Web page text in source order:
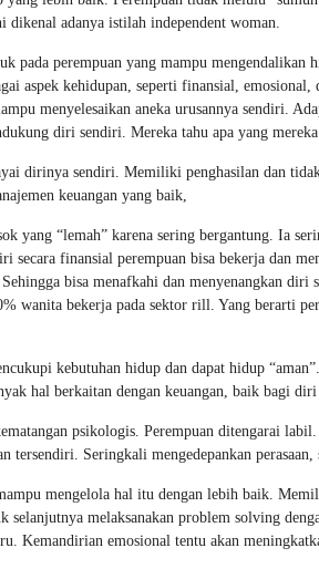
dikenal adanya istilah independent woman.
pada perempuan yang mampu mengendalikan
aspek kehidupan, seperti finansial,
menyelesaikan aneka urusannya sendiri.
diri sendiri. Mereka tahu apa yang
dirinya sendiri. Memiliki penghasilan dan
keuangan yang baik,
yang “lemah” karena sering bergantung. Ia
secara finansial perempuan bisa bekerja dan
bisa menafkahi dan menyenangkan diri
wanita bekerja pada sektor rill. Yang berarti
kebutuhan hidup dan dapat hidup
hal berkaitan dengan keuangan, baik bagi
psikologis. Perempuan ditengarai
tersendiri. Seringkali mengedepankan
mengelola hal itu dengan lebih baik.
selanjutnya melaksanakan problem solving
Kemandirian emosional tentu akan